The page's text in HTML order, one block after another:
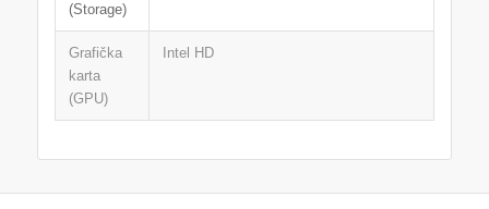
(Storage)
Grafička
karta
(GPU)
Intel HD